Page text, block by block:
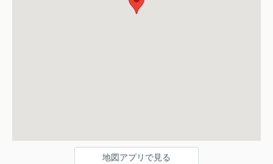
地図アプリで見る